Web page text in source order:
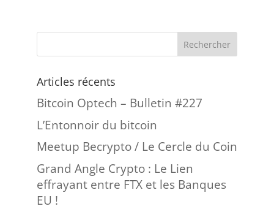
Articles récents
Bitcoin Optech – Bulletin #227
L’Entonnoir du bitcoin
Meetup Becrypto / Le Cercle du Coin
Grand Angle Crypto : Le Lien
effrayant entre FTX et les Banques
EU !